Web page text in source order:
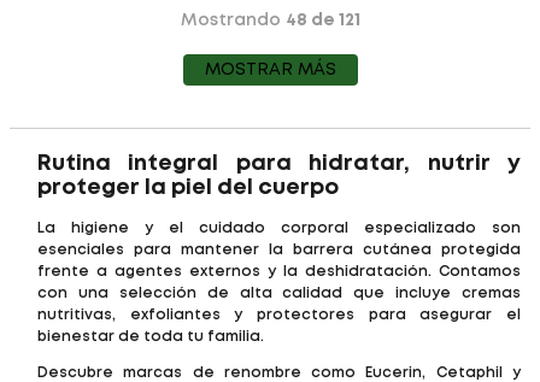
Mostrando 48 de 121
MOSTRAR MÁS
Rutina integral para hidratar, nutrir y
proteger la piel del cuerpo
La higiene y el cuidado corporal especializado son
esenciales para mantener la barrera cutánea protegida
frente a agentes externos y la deshidratación. Contamos
con una selección de alta calidad que incluye cremas
nutritivas, exfoliantes y protectores para asegurar el
bienestar de toda tu familia.
Descubre marcas de renombre como Eucerin, Cetaphil y